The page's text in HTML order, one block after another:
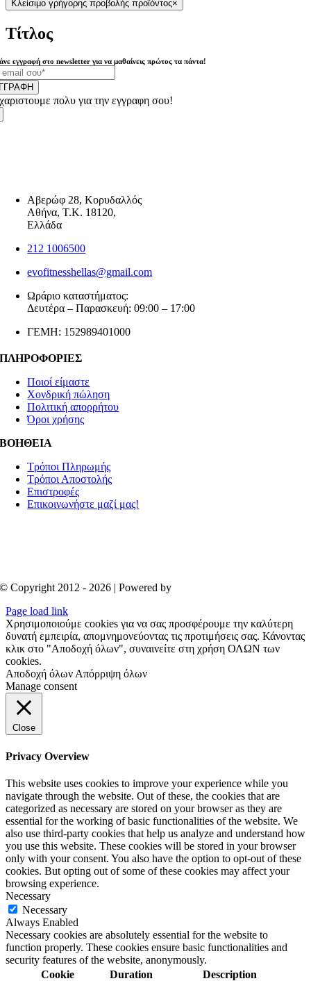
Κλείσιμο γρήγορης προβολής προϊόντος×
Τίτλος
εγγραφή στο newsletter για να μαθαίνεις πρώτος τα πάντα!
πολυ για την εγγραφη σου!
Αβερώφ 28, Κορυδαλλός
Αθήνα, Τ.Κ. 18120,
Ελλάδα
212 1006500
evofitnesshellas@gmail.com
Ωράριο καταστήματος:
Δευτέρα – Παρασκευή: 09:00 – 17:00
ΓΕΜΗ: 152989401000
ΠΛΗΡΟΦΟΡΙΕΣ
Ποιοί είμαστε
Χονδρική πώληση
Πολιτική απορρήτου
Όροι χρήσης
ΒΟΗΘΕΙΑ
Τρόποι Πληρωμής
Τρόποι Αποστολής
Επιστροφές
Επικοινωνήστε μαζί μας!
© Copyright 2012 - 2026 | Powered by
Page load link
Χρησιμοποιούμε cookies για να σας προσφέρουμε την καλύτερη
δυνατή εμπειρία, απομνημονεύοντας τις προτιμήσεις σας. Κάνοντας
κλικ στο "Αποδοχή όλων", συναινείτε στη χρήση ΟΛΩΝ των
cookies.
Αποδοχή όλων Απόρριψη όλων
Manage consent
Close
Privacy Overview
This website uses cookies to improve your experience while you
navigate through the website. Out of these, the cookies that are
categorized as necessary are stored on your browser as they are
essential for the working of basic functionalities of the website. We
also use third-party cookies that help us analyze and understand how
you use this website. These cookies will be stored in your browser
only with your consent. You also have the option to opt-out of these
cookies. But opting out of some of these cookies may affect your
browsing experience.
Necessary
Necessary
Always Enabled
Necessary cookies are absolutely essential for the website to
function properly. These cookies ensure basic functionalities and
security features of the website, anonymously.
Cookie
Duration Description